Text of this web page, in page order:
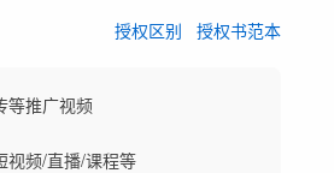
授权区别 授权书范本
等推广视频
视频/直播/课程等